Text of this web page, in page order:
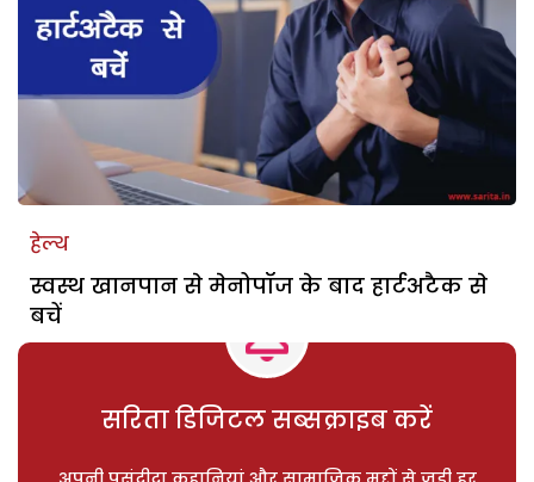
हेल्थ
स्वस्थ खानपान से मेनोपॉज के बाद हार्टअटैक से
बचें
सरिता डिजिटल सब्सक्राइब करें